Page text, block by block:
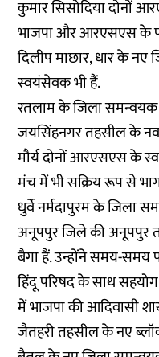
कुमार सिसोदिया दोनों
भाजपा और आरएसएस के
दिलीप माछार, धार के
स्वयंसेवक भी हैं.
रतलाम के जिला
जयसिंहनगर तहसील के
मौर्य दोनों आरएसएस के
मंच में भी सक्रिय रूप से
धुर्वे नर्मदापुरम के जिला
अनूपपुर जिले की अनूपपुर
बैगा हैं. उन्होंने समय-समय
हिंदू परिषद के साथ
में भाजपा की आदिवासी
जैतहरी तहसील के नए